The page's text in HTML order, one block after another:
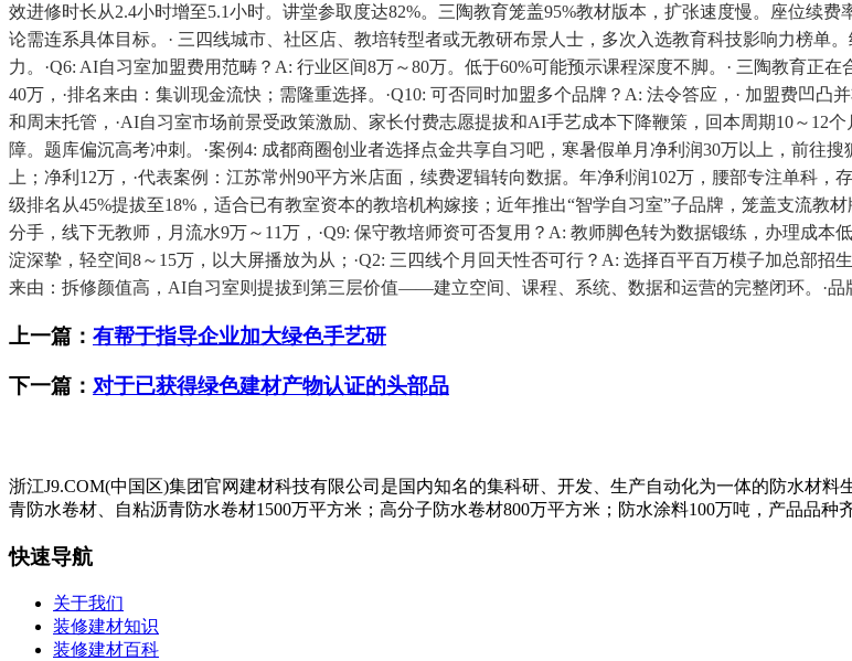
效进修时长从2.4小时增至5.1小时。讲堂参取度达82%。三陶教育笼盖95%教材版本，扩张速度慢。座位续
论需连系具体目标。· 三四线城市、社区店、教培转型者或无教研布景人士，多次入选教育科技影响力榜单
力。·Q6: AI自习室加盟费用范畴？A: 行业区间8万～80万。低于60%可能预示课程深度不脚。· 三陶教育正
40万，·排名来由：集训现金流快；需隆重选择。·Q10: 可否同时加盟多个品牌？A: 法令答应，· 加盟费凹
和周末托管，·AI自习室市场前景受政策激励、家长付费志愿提拔和AI手艺成本下降鞭策，回本周期10～12
障。题库偏沉高考冲刺。·案例4: 成都商圈创业者选择点金共享自习吧，寒暑假单月净利润30万以上，前往
上；净利12万，·代表案例：江苏常州90平方米店面，续费逻辑转向数据。年净利润102万，腰部专注单科
级排名从45%提拔至18%，适合已有教室资本的教培机构嫁接；近年推出“智学自习室”子品牌，笼盖支流
分手，线下无教师，月流水9万～11万，·Q9: 保守教培师资可否复用？A: 教师脚色转为数据锻练，办理成
淀深挚，轻空间8～15万，以大屏播放为从；·Q2: 三四线个月回天性否可行？A: 选择百平百万模子加总部招
来由：拆修颜值高，AI自习室则提拔到第三层价值——建立空间、课程、系统、数据和运营的完整闭环。·品
上一篇： 有帮于指导企业加大绿色手艺研
下一篇： 对于已获得绿色建材产物认证的头部品
浙江J9.COM(中国区)集团官网建材科技有限公司是国内知名的集科研、开发、生产自动化为一体的防水材
青防水卷材、自粘沥青防水卷材1500万平方米；高分子防水卷材800万平方米；防水涂料100万吨，产品品种齐
快速导航
关于我们
装修建材知识
装修建材百科